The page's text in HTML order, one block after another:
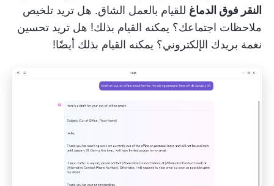
النقر فوق الدماغ للقيام بالعمل الشاق. هل تريد تلخيص
ملاحظات اجتماعك؟ يمكنه القيام بذلك! هل تريد تحسين
نغمة بريدك الإلكتروني؟ يمكنه القيام بذلك أيضًا!